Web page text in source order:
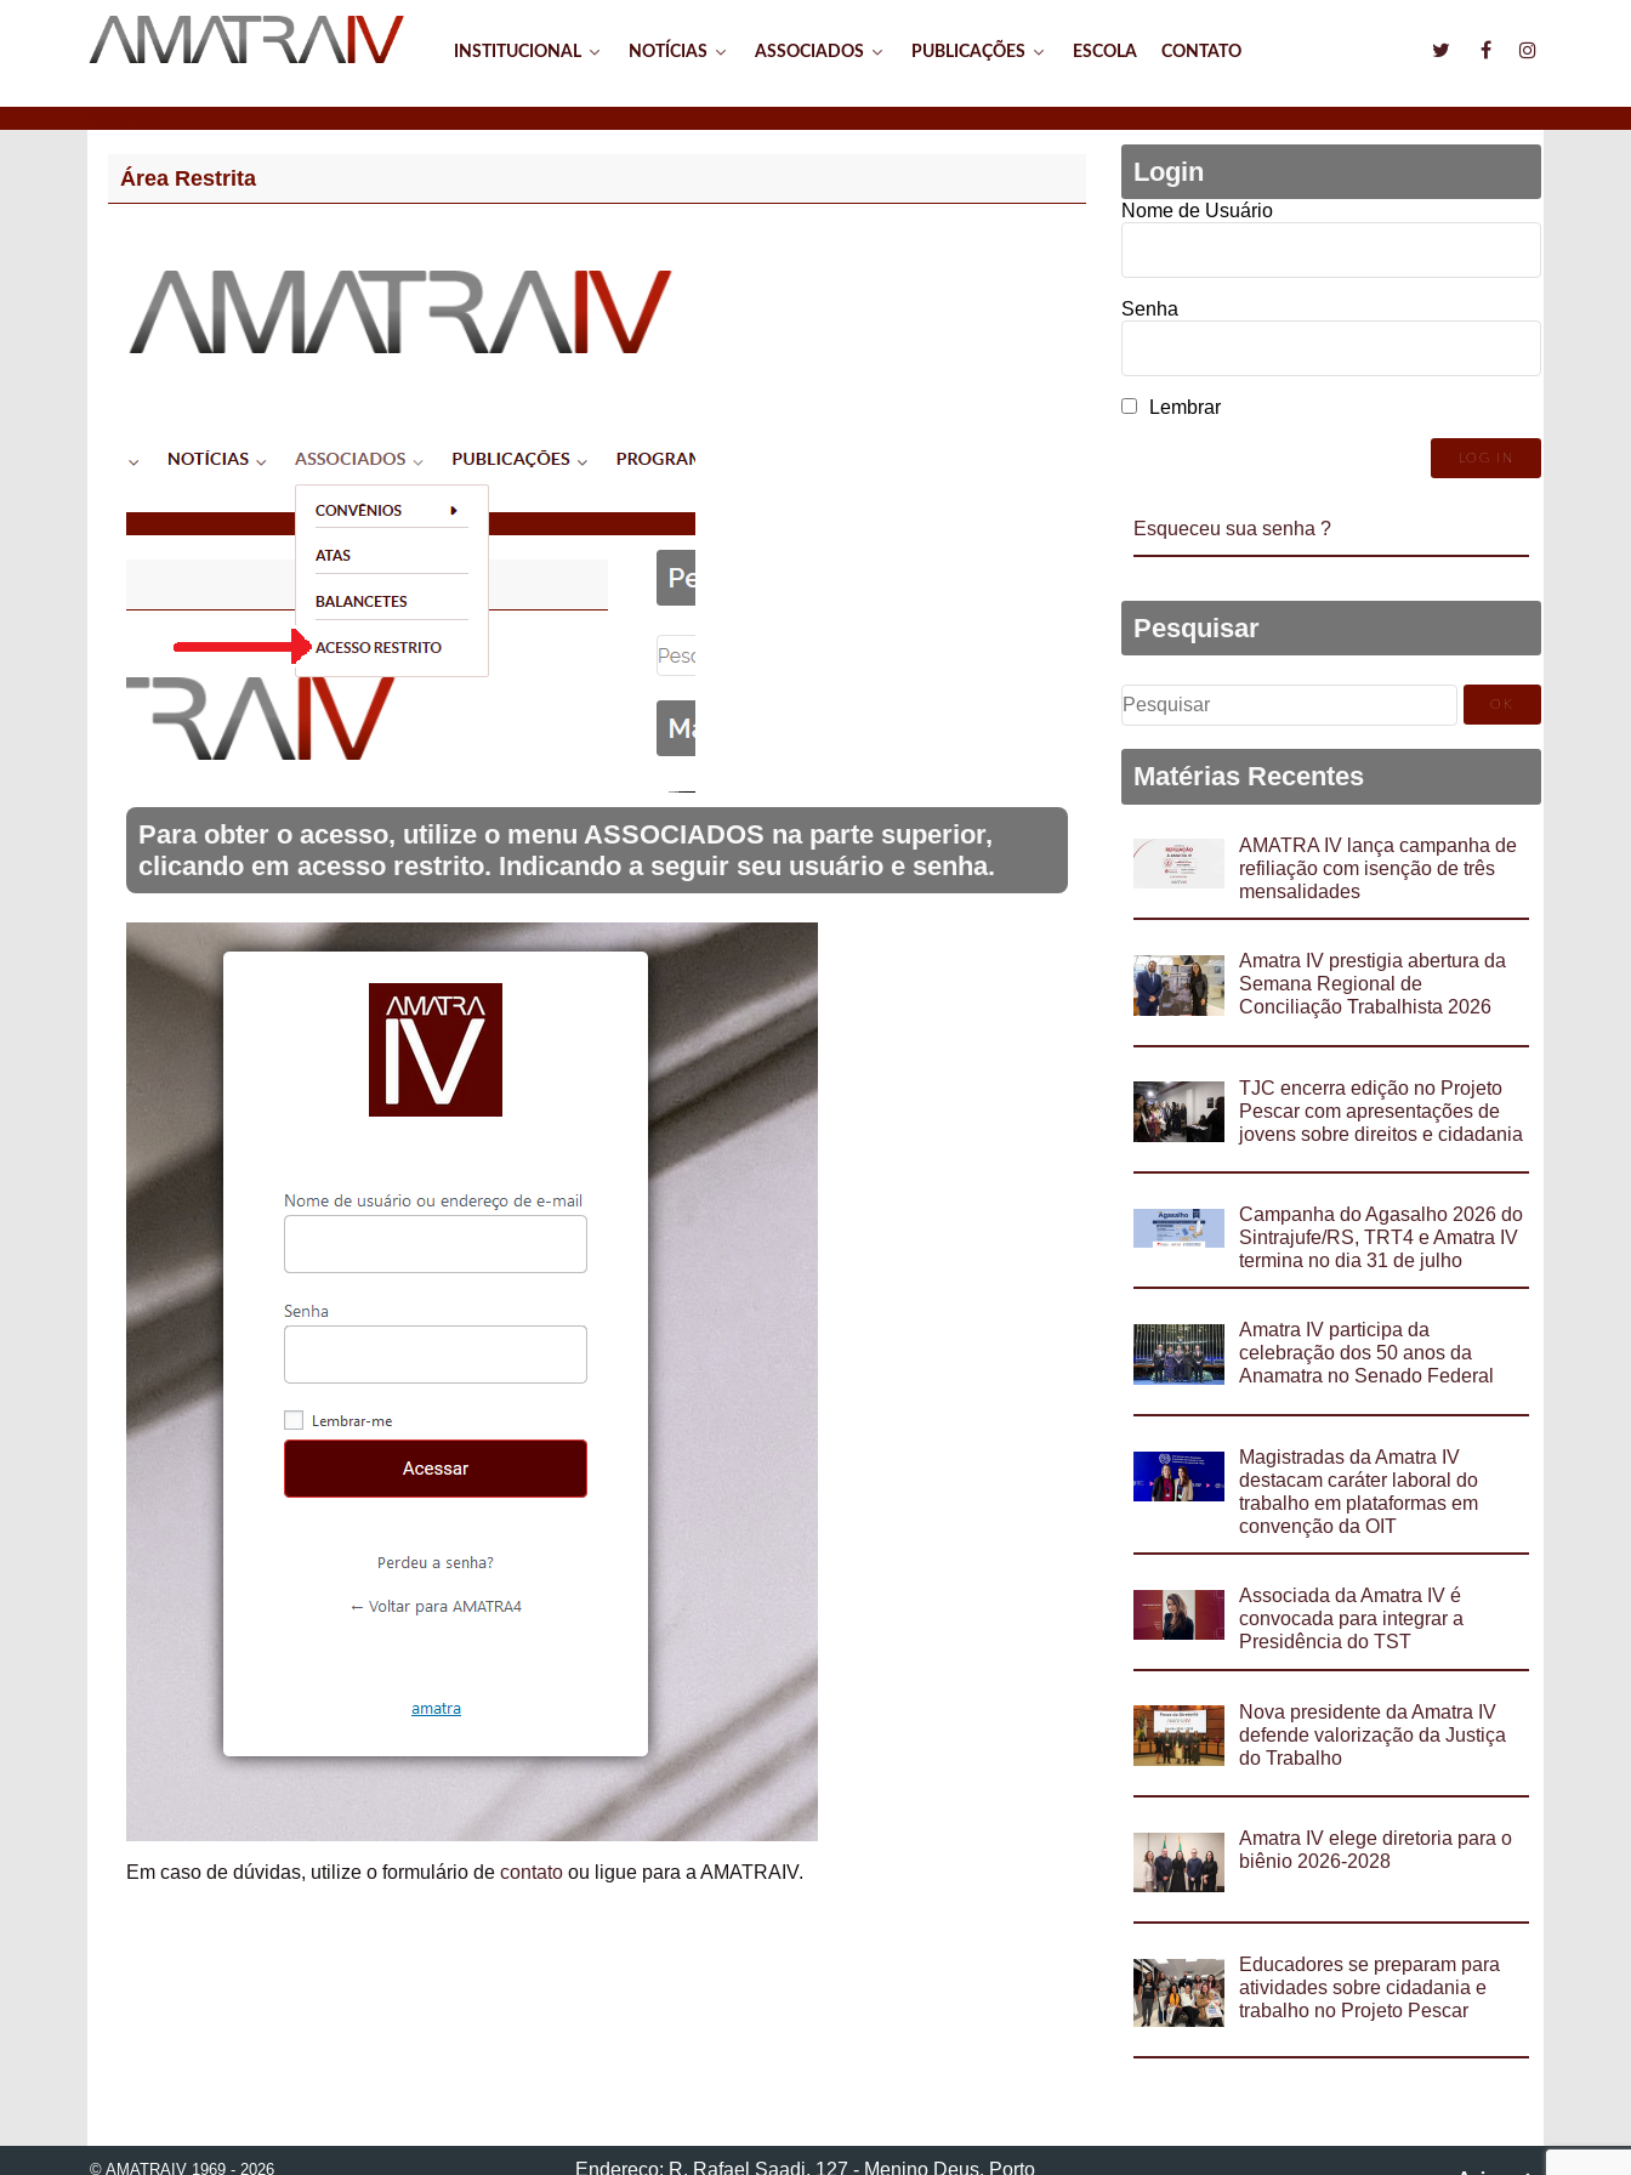
INSTITUCIONAL NOTÍCIAS ASSOCIADOS PUBLICAÇÕES ESCOLA CONTATO
Área Restrita
Para obter o acesso, utilize o menu ASSOCIADOS na parte superior,
clicando em acesso restrito. Indicando a seguir seu usuário e senha.
Em caso de dúvidas, utilize o formulário decontato ou ligue para a AMATRAIV.
Login
Nome de Usuário
Senha
Lembrar
Esqueceu sua senha ?
Pesquisar
Pesquisar
por:
Matérias Recentes
AMATRA IV lança campanha de
refiliação com isenção de três
mensalidades
Amatra IV prestigia abertura da
Semana Regional de
Conciliação Trabalhista 2026
TJC encerra edição no Projeto
Pescar com apresentações de
jovens sobre direitos e cidadania
Campanha do Agasalho 2026 do
Sintrajufe/RS, TRT4 e Amatra IV
termina no dia 31 de julho
Amatra IV participa da
celebração dos 50 anos da
Anamatra no Senado Federal
Magistradas da Amatra IV
destacam caráter laboral do
trabalho em plataformas em
convenção da OIT
Associada da Amatra IV é
convocada para integrar a
Presidência do TST
Nova presidente da Amatra IV
defende valorização da Justiça
do Trabalho
Amatra IV elege diretoria para o
biênio 2026-2028
Educadores se preparam para
atividades sobre cidadania e
trabalho no Projeto Pescar
© AMATRAIV 1969 - 2026 Endereço: R. Rafael Saadi, 127 - Menino Deus, Porto